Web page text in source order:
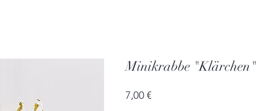
Minikrabbe "Klärchen"
7,00 €Preis